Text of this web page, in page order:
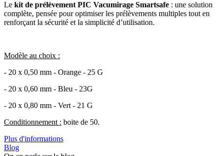
Le kit de prélèvement PIC Vacumirage Smartsafe : une solution
complète, pensée pour optimiser les prélèvements multiples tout en
renforçant la sécurité et la simplicité d’utilisation.
Modèle au choix :
- 20 x 0,50 mm - Orange - 25 G
- 20 x 0,60 mm - Bleu - 23G
- 20 x 0,80 mm - Vert - 21 G
Conditionnement : boite de 50.
Plus d'informations
Blog